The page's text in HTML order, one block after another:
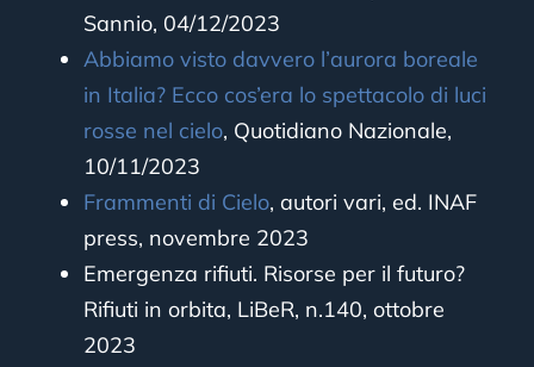
Sannio, 04/12/2023
Abbiamo visto davvero l’aurora boreale
in Italia? Ecco cos’era lo spettacolo di luci
rosse nel cielo, Quotidiano Nazionale,
10/11/2023
Frammenti di Cielo, autori vari, ed. INAF
press, novembre 2023
Emergenza rifiuti. Risorse per il futuro?
Rifiuti in orbita, LiBeR, n.140, ottobre
2023